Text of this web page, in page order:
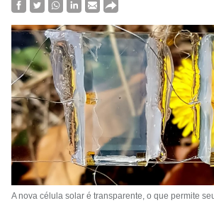
A nova célula solar é transparente, o que permite